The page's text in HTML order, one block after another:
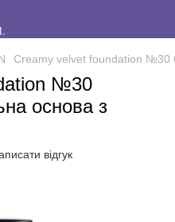
Сreamy velvet foundation №30
№30
основа з
відгук